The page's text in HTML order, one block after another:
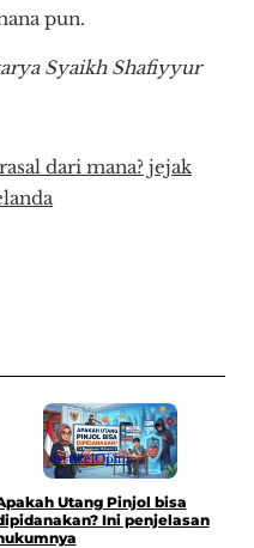
pun.
Syaikh Shafiyyur
dari mana? jejak
ArtikelOpini
Utang Pinjol bisa
Ini penjelasan